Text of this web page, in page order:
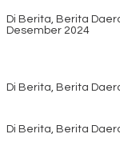
Di Berita, Berita
Desember 2024
Di Berita, Berita
Di Berita, Berita